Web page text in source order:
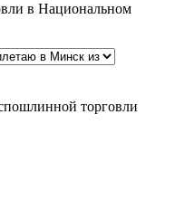
в Национальном
торговли